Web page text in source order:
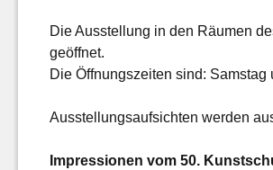
Die Ausstellung in den Räumen
geöffnet.
Die Öffnungszeiten sind:
Ausstellungsaufsichten werden
Impressionen vom 50.